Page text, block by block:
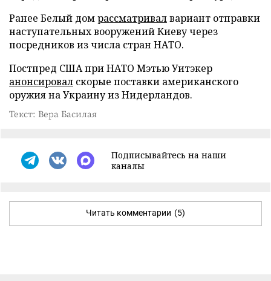
Ранее Белый домрассматривалвариант отправки
наступательных вооружений Киеву через
посредников из числа стран НАТО.
Постпред США при НАТО Мэтью Уитэкер
анонсировал скорые поставки американского
оружия на Украину из Нидерландов.
Текст: Вера Басилая
Подписывайтесь на наши
каналы
Читать комментарии (5)